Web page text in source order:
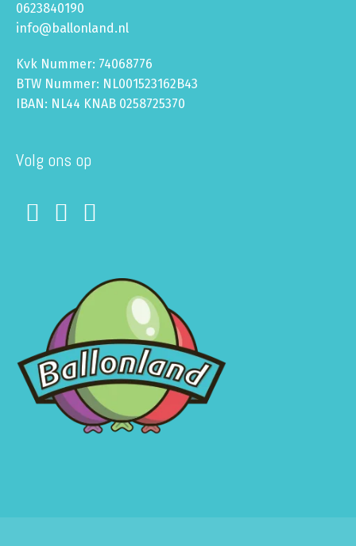
0623840190
info@ballonland.nl
Kvk Nummer: 74068776
BTW Nummer: NL001523162B43
IBAN: NL44 KNAB 0258725370
Volg ons op